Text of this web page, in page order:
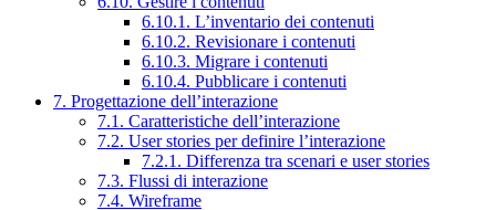
6.10.1. L’inventario dei contenuti
6.10.2. Revisionare i contenuti
6.10.3. Migrare i contenuti
6.10.4. Pubblicare i contenuti
7. Progettazione dell’interazione
7.1. Caratteristiche dell’interazione
7.2. User stories per definire l’interazione
7.2.1. Differenza tra scenari e user stories
7.3. Flussi di interazione
7.4. Wireframe